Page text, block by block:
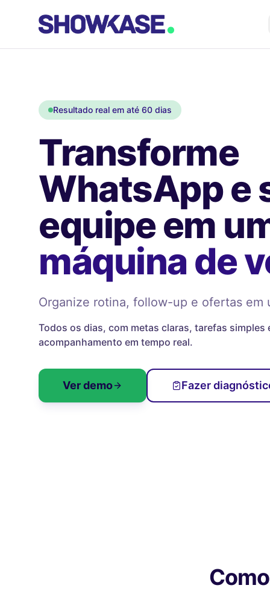
Resultado real em até 60 dias
Transforme
WhatsApp e
equipe em
máquina de
Organize rotina, follow-up e ofertas em
Todos os dias, com metas claras, tarefas simples
acompanhamento em tempo real.
Ver demo Fazer